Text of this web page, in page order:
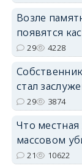
Возле
появятся
29 4228
стал
29 3874
Что местная
массовом
21 10622